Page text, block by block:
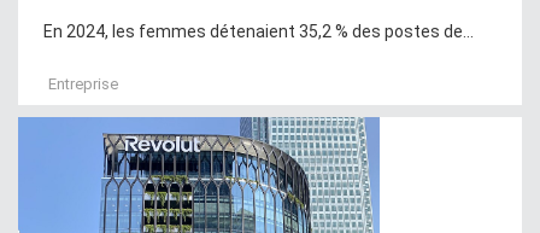
En 2024, les femmes détenaient 35,2 % des postes de...
Entreprise